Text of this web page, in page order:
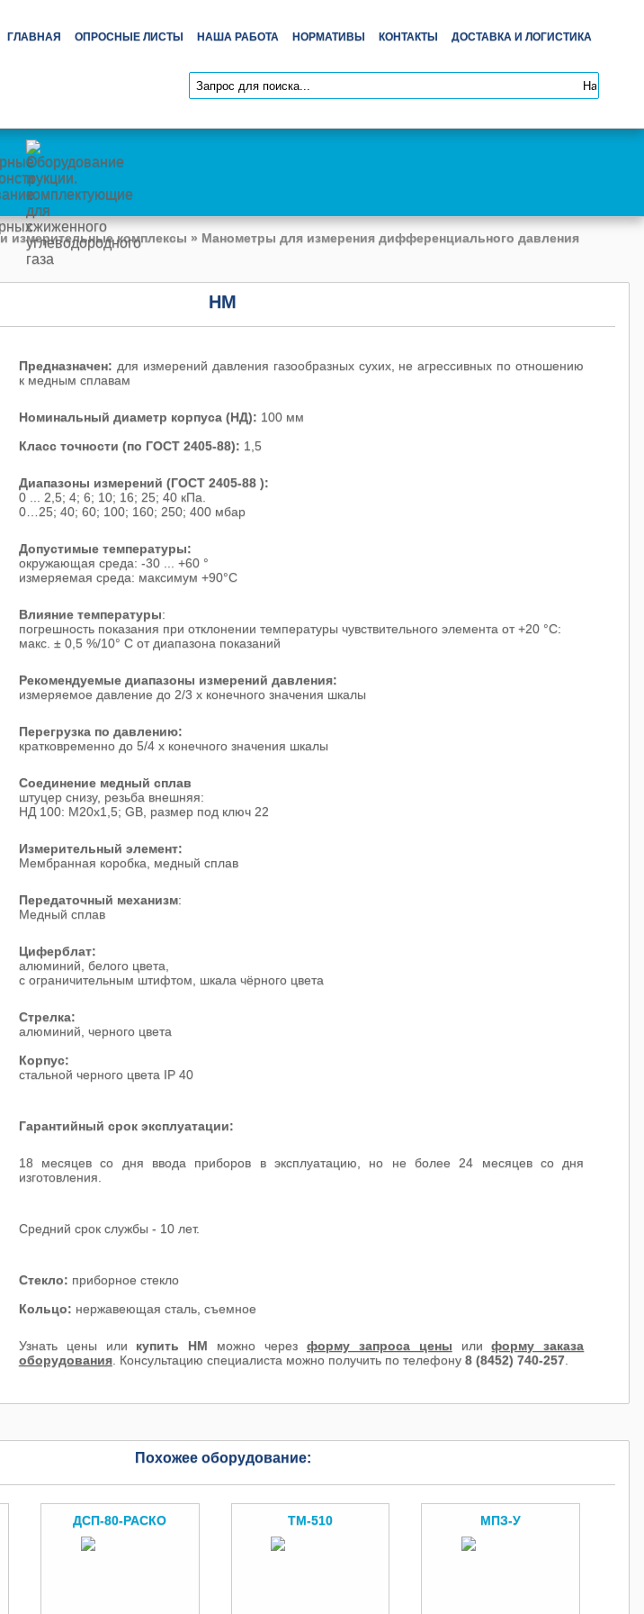
ДОСТАВКА И ЛОГИСТИКА
КОНТАКТЫ
НОРМАТИВЫ
НАША РАБОТА
ОПРОСНЫЕ ЛИСТЫ
ГЛАВНАЯ
и измерительные комплексы » Манометры для измерения дифференциального давления
НМ
Предназначен: для измерений давления газообразных сухих, не агрессивных по отношению
к медным сплавам
Номинальный диаметр корпуса (НД): 100 мм
Класс точности (по ГОСТ 2405-88): 1,5
Диапазоны измерений (ГОСТ 2405-88 ):
0 ... 2,5; 4; 6; 10; 16; 25; 40 кПа.
0…25; 40; 60; 100; 160; 250; 400 мбар
Допустимые температуры:
окружающая среда: -30 ... +60 °
измеряемая среда: максимум +90°С
Влияние температуры:
погрешность показания при отклонении температуры чувствительного элемента от +20 °С:
макс. ± 0,5 %/10° С от диапазона показаний
Рекомендуемые диапазоны измерений давления:
измеряемое давление до 2/3 х конечного значения шкалы
Перегрузка по давлению:
кратковременно до 5/4 х конечного значения шкалы
Соединение медный сплав
штуцер снизу, резьба внешняя:
НД 100: М20х1,5; GB, размер под ключ 22
Измерительный элемент:
Мембранная коробка, медный сплав
Передаточный механизм:
Медный сплав
Циферблат:
алюминий, белого цвета,
с ограничительным штифтом, шкала чёрного цвета
Стрелка:
алюминий, черного цвета
Корпус:
стальной черного цвета IP 40
Гарантийный срок эксплуатации:
18 месяцев со дня ввода приборов в эксплуатацию, но не более 24 месяцев со дня
изготовления.
Средний срок службы - 10 лет.
Стекло: приборное стекло
Кольцо: нержавеющая сталь, съемное
Узнать цены или купить НМ можно через форму запроса цены илиформу заказа
оборудования. Консультацию специалиста можно получить по телефону 8 (8452) 740-257.
Похожее оборудование:
ДСП-80-РАСКО ТМ-510 МПЗ-У